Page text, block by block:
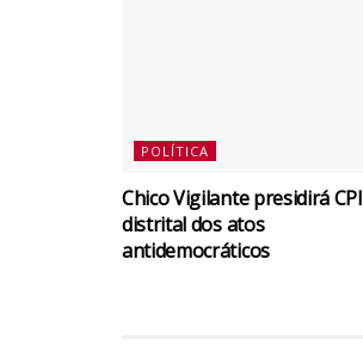
POLÍTICA
Chico Vigilante presidirá CPI
distrital dos atos
antidemocráticos